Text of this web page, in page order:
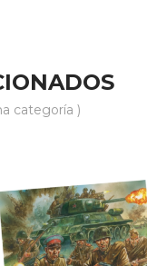
categoría )